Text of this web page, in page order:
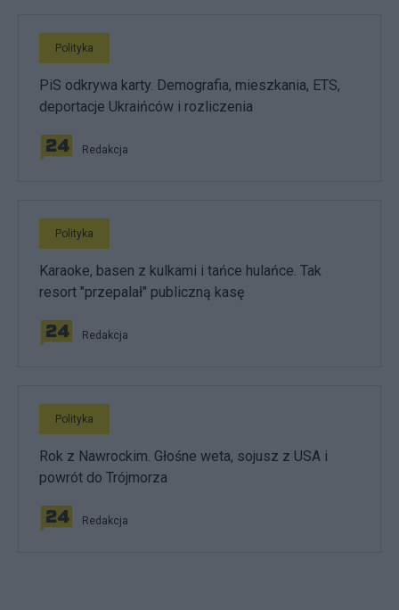
Polityka
PiS odkrywa karty. Demografia, mieszkania, ETS,
deportacje Ukraińców i rozliczenia
Redakcja
Polityka
Karaoke, basen z kulkami i tańce hulańce. Tak
resort "przepalał" publiczną kasę
Redakcja
Polityka
Rok z Nawrockim. Głośne weta, sojusz z USA i
powrót do Trójmorza
Redakcja